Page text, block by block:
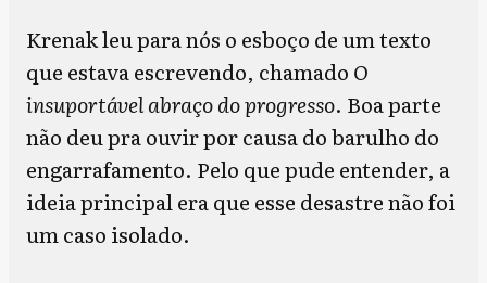
Krenak leu para nós o esboço de um texto
que estava escrevendo, chamado O
insuportável abraço do progresso. Boa parte
não deu pra ouvir por causa do barulho do
engarrafamento. Pelo que pude entender, a
ideia principal era que esse desastre não foi
um caso isolado.